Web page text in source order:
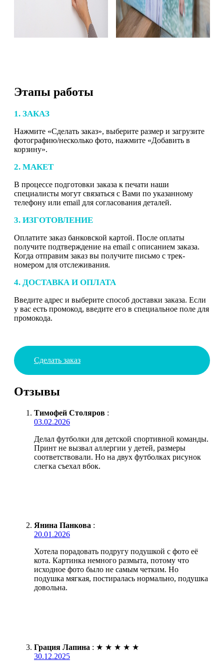
Этапы работы
1. ЗАКАЗ
Нажмите «Сделать заказ», выберите размер и загрузите
фотографию/несколько фото, нажмите «Добавить в
корзину».
2. МАКЕТ
В процессе подготовки заказа к печати наши
специалисты могут связаться с Вами по указанному
телефону или email для согласования деталей.
3. ИЗГОТОВЛЕНИЕ
Оплатите заказ банковской картой. После оплаты
получите подтверждение на email с описанием заказа.
Когда отправим заказ вы получите письмо с трек-
номером для отслеживания.
4. ДОСТАВКА И ОПЛАТА
Введите адрес и выберите способ доставки заказа. Если
у вас есть промокод, введите его в специальное поле для
промокода.
Сделать заказ
Отзывы
Тимофей Столяров :
03.02.2026
Делал футболки для детской спортивной команды.
Принт не вызвал аллергии у детей, размеры
соответствовали. Но на двух футболках рисунок
слегка съехал вбок.
Янина Панкова :
20.01.2026
Хотела порадовать подругу подушкой с фото её
кота. Картинка немного размыта, потому что
исходное фото было не самым четким. Но
подушка мягкая, постиралась нормально, подушка
довольна.
Грация Лапина : ★ ★ ★ ★ ★
30.12.2025